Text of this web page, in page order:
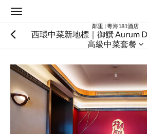
Toggle
鄰里 | 粵海181酒店
西環中菜新地標｜御饌 Aurum
高級中菜套餐